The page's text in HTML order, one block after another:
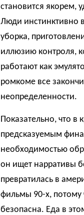
становится якорем,
Люди инстинктивно
уборка,
иллюзию контроля,
работают как
ромкоме все
неопределенности.
Показательно, что в
предсказуемым
необходимостью
он ищет нарративы
превратилась в
фильмы 90-х, потому
безопасна. Еда в